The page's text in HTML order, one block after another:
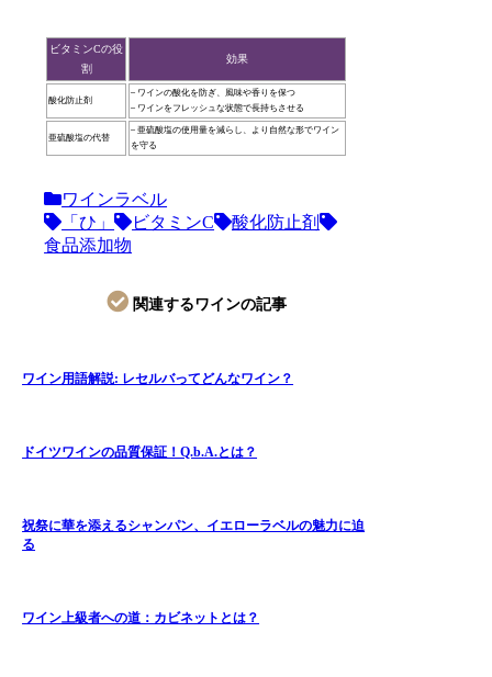
ビタミンCの役
割
効果
酸化防止剤
– ワインの酸化を防ぎ、風味や香りを保つ
– ワインをフレッシュな状態で長持ちさせる
亜硫酸塩の代替
– 亜硫酸塩の使用量を減らし、より自然な形でワイン
を守る
ワインラベル
「ひ」
ビタミンC
酸化防止剤
食品添加物
関連するワインの記事
ワイン用語解説: レセルバってどんなワイン？
ドイツワインの品質保証！Q.b.A.とは？
祝祭に華を添えるシャンパン、イエローラベルの魅力に迫
る
ワイン上級者への道：カビネットとは？